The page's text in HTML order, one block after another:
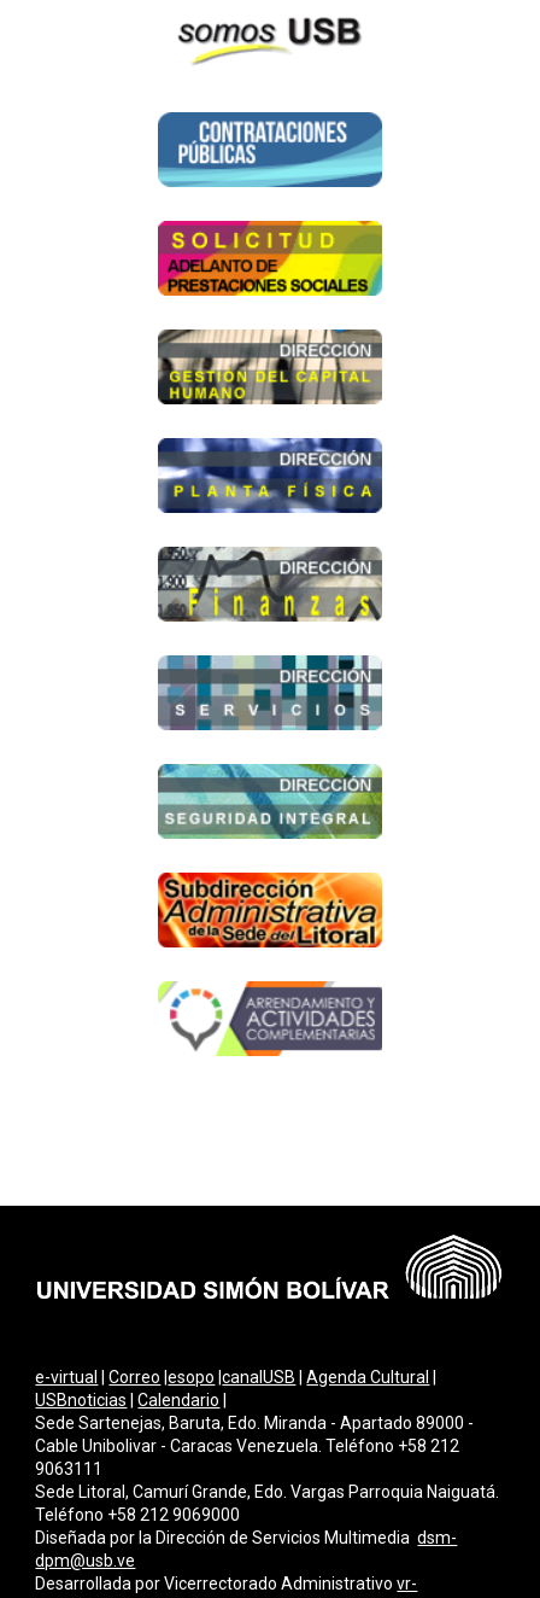
e-virtual |Correo |esopo |canalUSB |Agenda Cultural
USBnoticias |Calendario
Sede Sartenejas, Baruta, Edo. Miranda - Apartado 89000 -
Cable Unibolivar - Caracas Venezuela. Teléfono +58 212
9063111
Sede Litoral, Camurí Grande, Edo. Vargas Parroquia Naiguatá.
Teléfono +58 212 9069000
Diseñada por la Dirección de Servicios Multimediadsm-
dpm@usb.ve
Desarrollada porVicerrectorado Administrativovr-